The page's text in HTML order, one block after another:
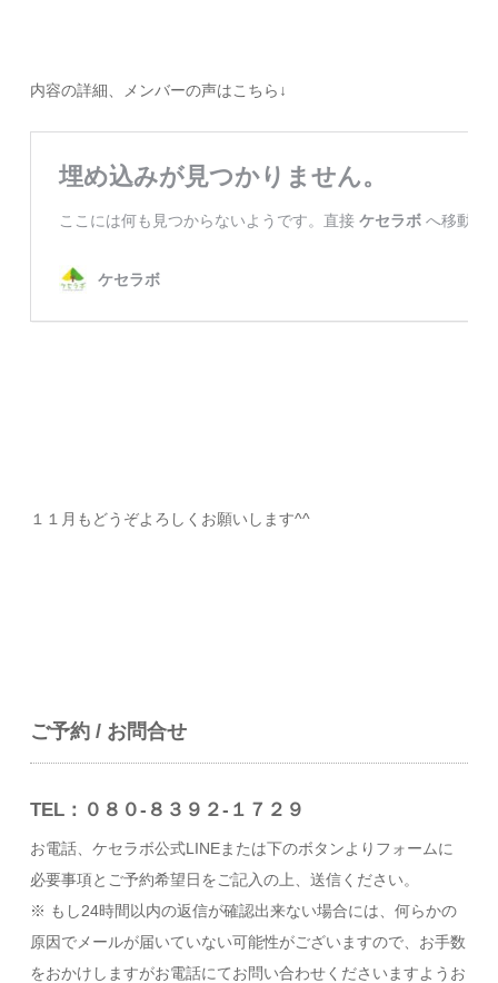
内容の詳細、メンバーの声はこちら↓
１１月もどうぞよろしくお願いします^^
ご予約 / お問合せ
TEL：０８０-８３９２-１７２９
お電話、ケセラボ公式LINEまたは下のボタンよりフォームに
必要事項とご予約希望日をご記入の上、送信ください。
※ もし24時間以内の返信が確認出来ない場合には、何らかの
原因でメールが届いていない可能性がございますので、お手数
をおかけしますがお電話にてお問い合わせくださいますようお